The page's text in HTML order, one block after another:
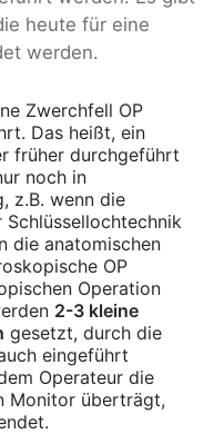
heute für eine
werden.
Zwerchfell OP
Das heißt, ein
früher durchgeführt
noch in
z.B. wenn die
die anatomischen
OP
Operation
2-3 kleine
gesetzt, durch die
eingeführt
Operateur die
Monitor überträgt,